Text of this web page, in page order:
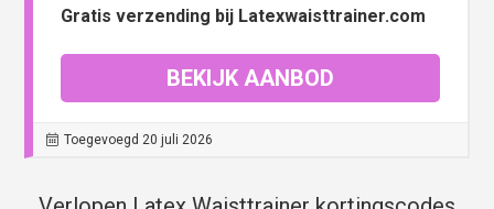
Gratis verzending bij Latexwaisttrainer.com
BEKIJK AANBOD
Toegevoegd 20 juli 2026